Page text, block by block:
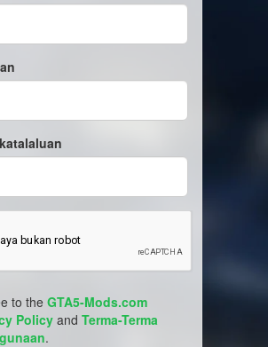
to theGTA5-Mods.com
Policy and Terma-Terma
.